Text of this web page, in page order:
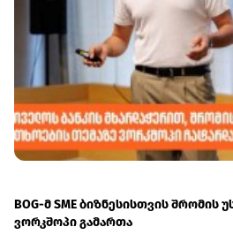
BOG-მ SME ბიზნესისთვის შრომის
ვორკშოპი გამართა